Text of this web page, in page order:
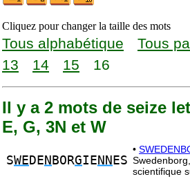
Cliquez pour changer la taille des mots
Tous alphabétique Tous
13
14 15 16
Il y a 2 mots de seize
E, G, 3N et W
SWE DE N BORGIE NN ES
•
scientifique